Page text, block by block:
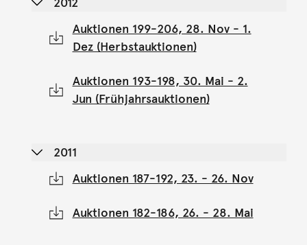
2012
Auktionen 199-206, 28. Nov - 1.
Dez (Herbstauktionen)
Auktionen 193-198, 30. Mai - 2.
Jun (Frühjahrsauktionen)
2011
Auktionen 187-192, 23. - 26. Nov
Auktionen 182-186, 26. - 28. Mai